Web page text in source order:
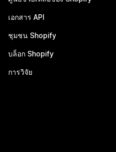
เอกสาร API
ชุมชน Shopify
บล็อก Shopify
การวิจัย